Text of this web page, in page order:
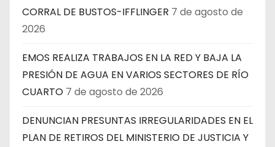
CORRAL DE BUSTOS-IFFLINGER 7 de agosto de
2026
EMOS REALIZA TRABAJOS EN LA RED Y BAJA LA
PRESIÓN DE AGUA EN VARIOS SECTORES DE RÍO
CUARTO 7 de agosto de 2026
DENUNCIAN PRESUNTAS IRREGULARIDADES EN EL
PLAN DE RETIROS DEL MINISTERIO DE JUSTICIA Y